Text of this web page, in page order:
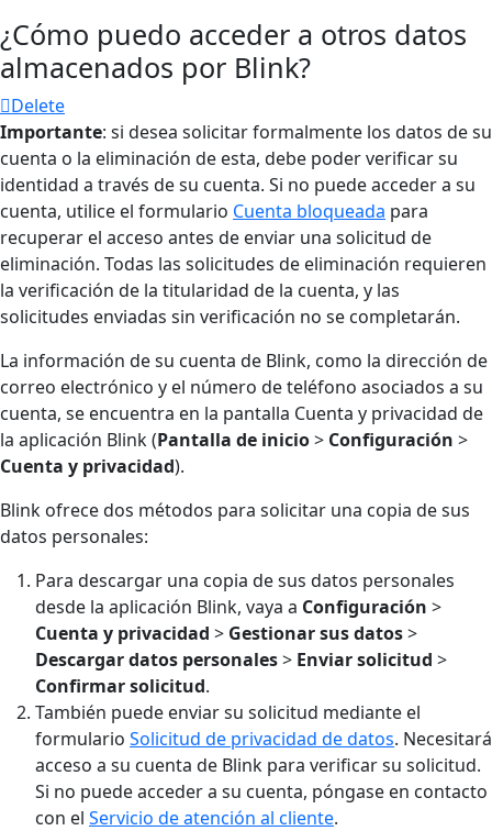
¿Cómo puedo acceder a otros datos
almacenados por Blink?
Delete
Importante: si desea solicitar formalmente los datos de su
cuenta o la eliminación de esta, debe poder verificar su
identidad a través de su cuenta. Si no puede acceder a su
cuenta, utilice el formulario Cuenta bloqueada para
recuperar el acceso antes de enviar una solicitud de
eliminación. Todas las solicitudes de eliminación requieren
la verificación de la titularidad de la cuenta, y las
solicitudes enviadas sin verificación no se completarán.
La información de su cuenta de Blink, como la dirección de
correo electrónico y el número de teléfono asociados a su
cuenta, se encuentra en la pantalla Cuenta y privacidad de
la aplicación Blink (Pantalla de inicio> Configuración >
Cuenta y privacidad).
Blink ofrece dos métodos para solicitar una copia de sus
datos personales:
Para descargar una copia de sus datos personales
desde la aplicación Blink, vaya a Configuración >
Cuenta y privacidad > Gestionar sus datos>
Descargar datos personales> Enviar solicitud >
Confirmar solicitud.
También puede enviar su solicitud mediante el
formulario Solicitud de privacidad de datos. Necesitará
acceso a su cuenta de Blink para verificar su solicitud.
Si no puede acceder a su cuenta, póngase en contacto
con el Servicio de atención al cliente.